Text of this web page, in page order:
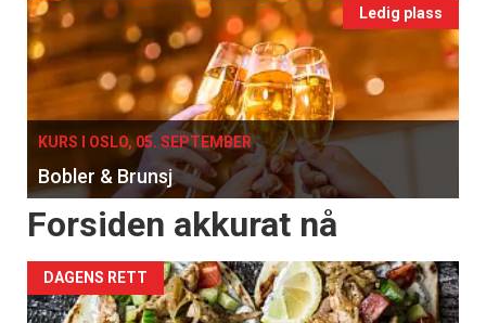
Ledig plass
KURS I OSLO, 05. SEPTEMBER
Bobler & Brunsj
Forsiden akkurat nå
DAGENS RETT